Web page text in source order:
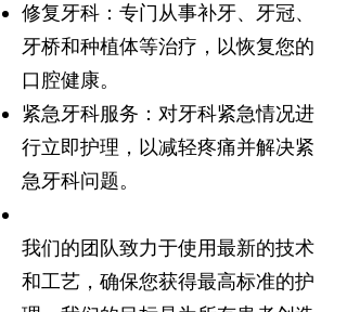
修复牙科：专门从事补牙、牙冠、
牙桥和种植体等治疗，以恢复您的
口腔健康。
紧急牙科服务：对牙科紧急情况进
行立即护理，以减轻疼痛并解决紧
急牙科问题。
我们的团队致力于使用最新的技术
和工艺，确保您获得最高标准的护